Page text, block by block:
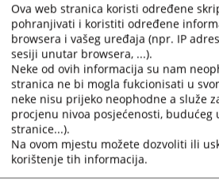
Ova web stranica koristi određene
pohranjivati i koristiti određene
browsera i vašeg uređaja (npr. IP
sesiji unutar browsera, ...).
Neke od ovih informacija su nam
stranica ne bi mogla fukcionisati u
neke nisu prijeko neophodne a služe
procjenu nivoa posjećenosti, budućeg
stranice...).
Na ovom mjestu možete dozvoliti ili
korištenje tih informacija.